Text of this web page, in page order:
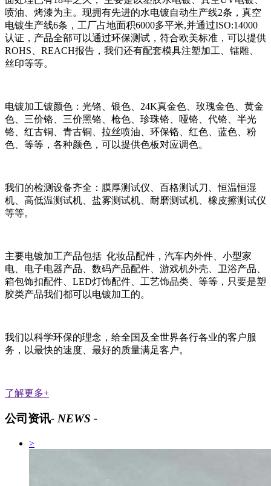
喷油、烤漆为主。现拥有先进的水电镀自动生产线2条，真空
电镀生产线6条，工厂占地面积6000多平米,并通过ISO:14000
认证，产品全部可以通过环保测试，符合欧美标准，可以提供
ROHS、REACH报告，我们还有配套模具注塑加工、镭雕、
丝印等等。
电镀加工镀颜色：光铬、银色、24K真金色、玫瑰金色、黄金
色、三价铬、三价黑铬、枪色、珍珠铬、哑铬、代铬、半光
铬、红古铜、青古铜、拉丝喷油、环保铬、红色、蓝色、粉
色、等等，各种颜色，可以提供色板对应调色。
我们的检测设备齐全：膜厚测试仪、百格测试刀、恒温恒湿
机、高低温测试机、盐雾测试机、耐磨测试机、橡皮擦测试仪
等等。
主要电镀加工产品包括 化妆品配件，汽车内外件、小型家
电、电子电器产品、数码产品配件、游戏机外壳、卫浴产品、
箱包饰扣配件、LED灯饰配件、工艺饰品类、等等，只要是塑
胶类产品我们都可以电镀加工的。
我们以科学环保的理念，给全国及全世界各行各业的客户服
务，以最快的速度、最好的质量满足客户。
了解更多+
公司资讯- NEWS -
>